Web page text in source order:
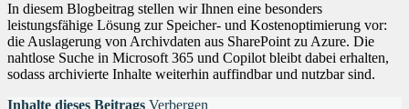
In diesem Blogbeitrag stellen wir Ihnen eine besonders
leistungsfähige Lösung zur Speicher- und Kostenoptimierung vor:
die Auslagerung von Archivdaten aus SharePoint zu Azure. Die
nahtlose Suche in Microsoft 365 und Copilot bleibt dabei erhalten,
sodass archivierte Inhalte weiterhin auffindbar und nutzbar sind.
Inhalte dieses Beitrags Verbergen